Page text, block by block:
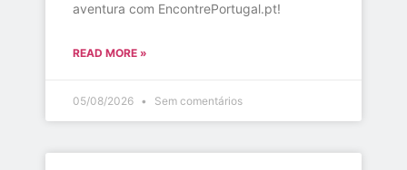
aventura com EncontrePortugal.pt!
READ MORE »
05/08/2026 Sem comentários